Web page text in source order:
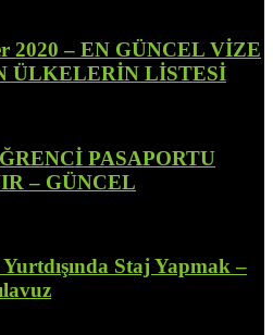
2020 – EN GÜNCEL VİZE
ÜLKELERİN LİSTESİ
PASAPORTU
– GÜNCEL
Staj Yapmak –